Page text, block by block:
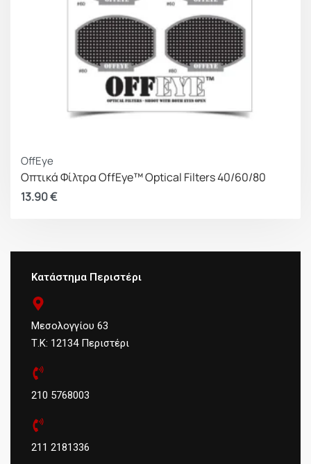
OffEye
Οπτικά Φίλτρα OffEye™ Optical Filters 40/60/80
13.90€
Κατάστημα Περιστέρι
Μεσολογγίου 63
Τ.Κ: 12134 Περιστέρι
210 5768003
211 2181336